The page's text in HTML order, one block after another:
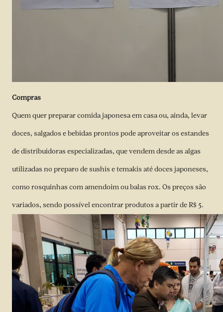
Compras
Quem quer preparar comida japonesa em casa ou, ainda, levar
doces, salgados e bebidas prontos pode aproveitar os estandes
de distribuidoras especializadas, que vendem desde as algas
utilizadas no preparo de sushis e temakis até doces japoneses,
como rosquinhas com amendoim ou balas rox. Os preços são
variados, sendo possível encontrar produtos a partir de R$ 5.